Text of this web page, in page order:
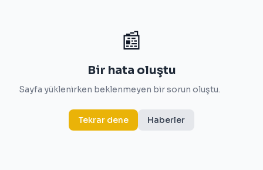
📰
Bir hata oluştu
Sayfa yüklenirken beklenmeyen bir sorun oluştu.
Tekrar dene Haberler